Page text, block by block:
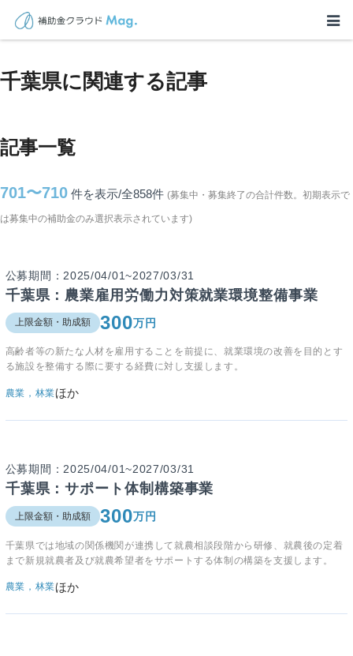
TOP > 補助金・助成金詳細>千葉県に関連する記事
千葉県に関連する記事
記事一覧
701〜710 件を表示/全858件 (募集中・募集終了の合計件数。初期表示で
は募集中の補助金のみ選択表示されています)
公募期間：2025/04/01~2027/03/31
千葉県：農業雇用労働力対策就業環境整備事業
上限金額・助成額 300万円
高齢者等の新たな人材を雇用することを前提に、就業環境の改善を目的とす
る施設を整備する際に要する経費に対し支援します。
農業，林業ほか
公募期間：2025/04/01~2027/03/31
千葉県：サポート体制構築事業
上限金額・助成額 300万円
千葉県では地域の関係機関が連携して就農相談段階から研修、就農後の定着
まで新規就農者及び就農希望者をサポートする体制の構築を支援 します。
農業，林業ほか